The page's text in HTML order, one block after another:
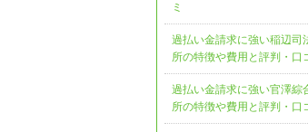
ミ
過払い金請求に強い稲辺司
所の特徴や費用と評判・口
過払い金請求に強い官澤綜
所の特徴や費用と評判・口